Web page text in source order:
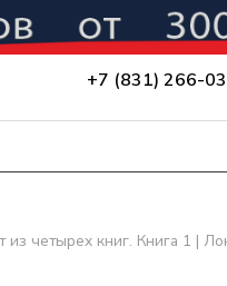
+7 (831) 266-
четырех книг. Книга 1 |